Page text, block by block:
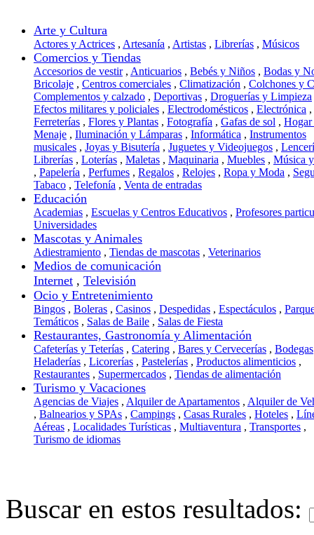
Arte y Cultura
Actores y Actrices , Artesanía , Artistas , Librerías , Músicos
Comercios y Tiendas
Accesorios de vestir, Anticuarios , Bebés y Niños , Bodas y
Bricolaje , Centros comerciales , Climatización , Colchones y
Complementos y calzado , Deportivas , Droguerías y Limpieza
Efectos militares y policiales , Electrodomésticos , Electrónica ,
Ferreterías , Flores y Plantas , Fotografía , Gafas de sol ,
Menaje , Iluminación y Lámparas , Informática , Instrumentos
musicales , Joyas y Bisutería , Juguetes y Videojuegos ,
Librerías , Loterías , Maletas , Maquinaria , Muebles , Música
, Papelería , Perfumes , Regalos , Relojes , Ropa y Moda ,
Tabaco , Telefonía , Venta de entradas
Educación
Academias , Escuelas y Centros Educativos , Profesores
Universidades
Mascotas y Animales
Adiestramiento , Tiendas de mascotas , Veterinarios
Medios de comunicación
Internet , Televisión
Ocio y Entretenimiento
Bingos , Boleras , Casinos , Despedidas , Espectáculos ,
Temáticos , Salas de Baile , Salas de Fiesta
Restaurantes, Gastronomía y Alimentación
Cafeterías y Teterías , Catering , Bares y Cervecerías , Bodegas
Heladerías , Licorerías , Pastelerías , Productos alimenticios ,
Restaurantes , Supermercados , Tiendas de alimentación
Turismo y Vacaciones
Agencias de Viajes , Alquiler de Apartamentos , Alquiler de
, Balnearios y SPAs , Campings , Casas Rurales , Hoteles ,
Aéreas , Localidades Turísticas , Multiaventura , Transportes ,
Turismo de idiomas
Buscar en estos resultados: